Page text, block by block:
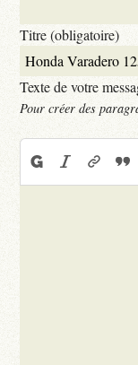
Titre (obligatoire)
Texte de votre
Pour créer des